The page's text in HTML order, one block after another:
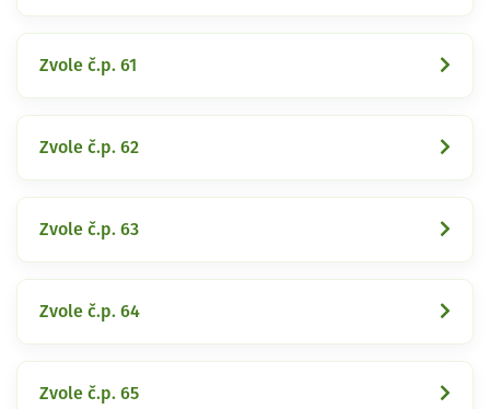
Zvole č.p. 61
Zvole č.p. 62
Zvole č.p. 63
Zvole č.p. 64
Zvole č.p. 65